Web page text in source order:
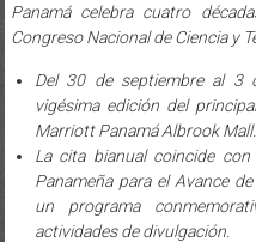
Panamá celebra cuatro
Congreso Nacional de Ciencia y
Del 30 de septiembre al 3
vigésima edición del
Marriott Panamá Albrook Mall.
La cita bianual coincide
Panameña para el Avance
un programa
actividades de divulgación.